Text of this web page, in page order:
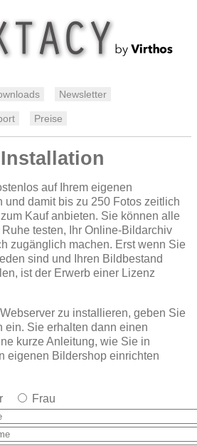
Newsletter
Preise
auf Ihrem eigenen
und damit bis zu 250 Fotos zeitlich
Kauf anbieten. Sie können alle
testen, Ihr Online-Bildarchiv
zugänglich machen. Erst wenn Sie
sind und Ihren Bildbestand
ist der Erwerb einer Lizenz
zu installieren, geben Sie
ein. Sie erhalten dann einen
kurze Anleitung, wie Sie in
eigenen Bildershop einrichten
Frau